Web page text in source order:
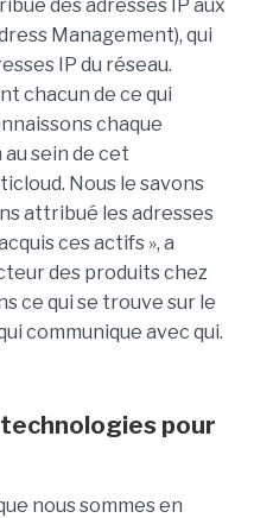
des adresses IP aux
Management), qui
IP du réseau.
chacun de ce qui
chaque
sein de cet
Nous le savons
attribué les adresses
ces actifs », a
des produits chez
ce qui se trouve sur le
communique avec qui.
pour
nous sommes en